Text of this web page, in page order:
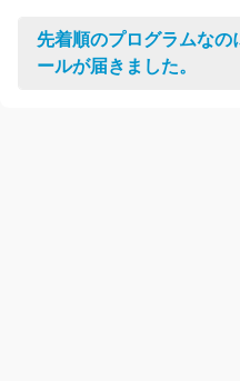
先着順のプログラムなの
ールが届きました。